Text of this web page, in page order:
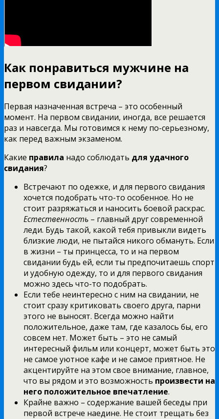
Как понравиться мужчине на
первом свидании?
Первая назначенная встреча – это особенный
момент. На первом свидании, иногда, все решается
раз и навсегда. Мы готовимся к нему по-серьезному,
как перед важным экзаменом.
Какие правила надо соблюдать для удачного
свидания?
Встречают по одежке, и для первого свидания
хочется подобрать что-то особенное. Но не
стоит разряжаться и наносить боевой раскрас.
Естественность – главный друг современной
леди. Будь такой, какой тебя привыкли видеть
близкие люди, не пытайся никого обмануть. Если
в жизни – ты принцесса, то и на первом
свидании будь ей, если ты предпочитаешь спорт
и удобную одежду, то и для первого свидания
можно здесь что-то подобрать.
Если тебе неинтересно с ним на свидании, не
стоит сразу критиковать своего друга, парни
этого не выносят. Всегда можно найти
положительное, даже там, где казалось бы, его
совсем нет. Может быть – это не самый
интересный фильм или концерт, может быть это
не самое уютное кафе и не самое приятное. Не
акцентируйте на этом свое внимание, главное,
что вы рядом и это возможность произвести на
него положительное впечатление.
Крайне важно – содержание вашей беседы при
первой встрече наедине. Не стоит трещать без